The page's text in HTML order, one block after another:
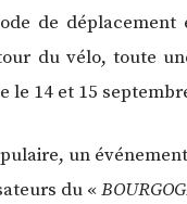
de déplacement
du vélo, toute
le 14 et 15
un
du «